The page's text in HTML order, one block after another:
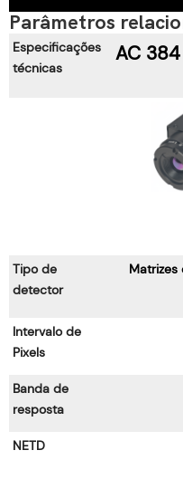
Parâmetros
Especificações
técnicas
AC 384
Tipo de
detector
Intervalo de
Pixels
Banda de
resposta
NETD